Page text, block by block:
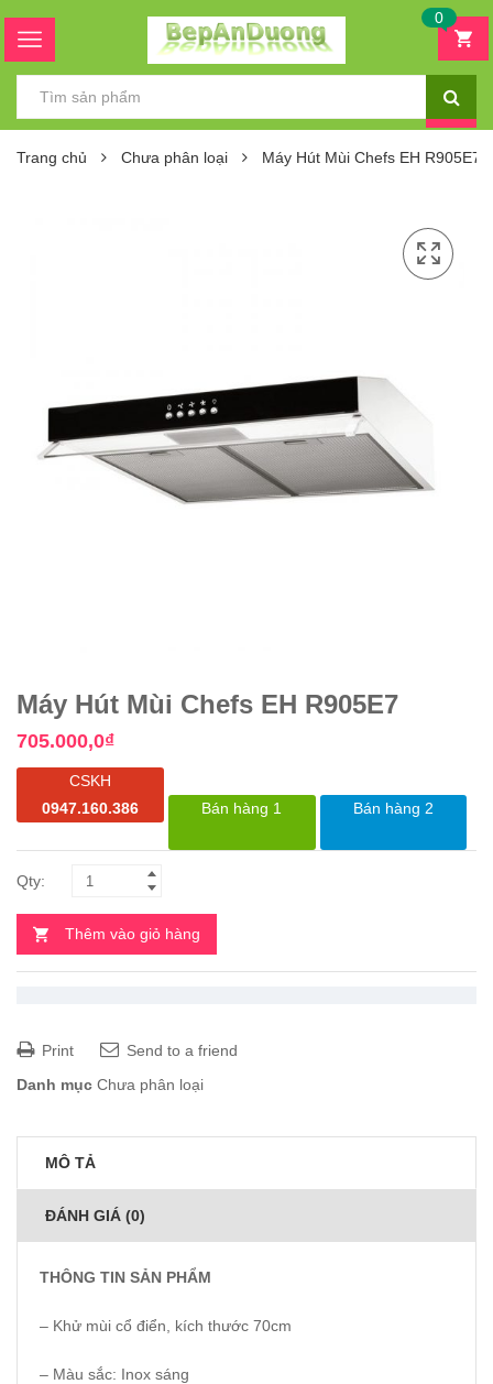
0
Trang chủ Chưa phân loại Máy Hút Mùi Chefs EH R905E7
Máy Hút Mùi Chefs EH R905E7
705.000,0₫
CSKH
0947.160.386
Bán hàng 1 Bán hàng 2
Thêm vào giỏ hàng
Print
Send to a friend
Danh mục Chưa phân loại
MÔ TẢ
ĐÁNH GIÁ (0)
THÔNG TIN SẢN PHẨM
– Khử mùi cổ điển, kích thước 70cm
– Màu sắc: Inox sáng